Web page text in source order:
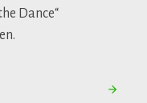
Dance“